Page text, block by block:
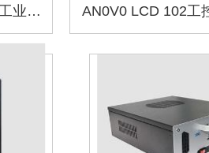
AIMB-2510 嵌入式工业主板 AN0V0 LCD 102工